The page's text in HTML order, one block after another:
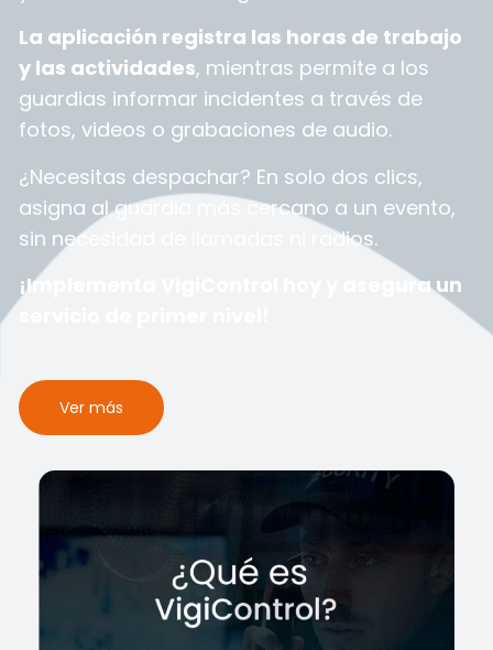
La aplicación registra las horas de trabajo
y las actividades, mientras permite a los
guardias informar incidentes a través de
fotos, videos o grabaciones de audio.
¿Necesitas despachar? En solo dos clics,
asigna al guardia más cercano a un evento,
sin necesidad de llamadas ni radios.
¡Implementa VigiControl hoy y asegura un
Ver más